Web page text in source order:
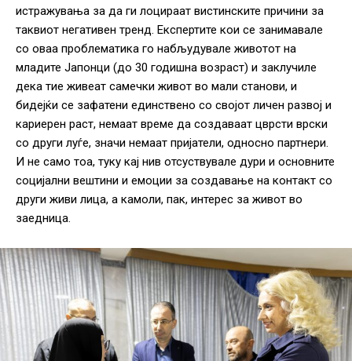
истражувања за да ги лоцираат вистинските причини за
таквиот негативен тренд. Експертите кои се занимавале
со оваа проблематика го набљудувале животот на
младите Јапонци (до 30 годишна возраст) и заклучиле
дека тие живеат самечки живот во мали станови, и
бидејќи се зафатени единствено со својот личен развој и
кариерен раст, немаат време да создаваат цврсти врски
со други луѓе, значи немаат пријатели, односно партнери.
И не само тоа, туку кај нив отсуствувале дури и основните
социјални вештини и емоции за создавање на контакт со
други живи лица, а камоли, пак, интерес за живот во
заедница.